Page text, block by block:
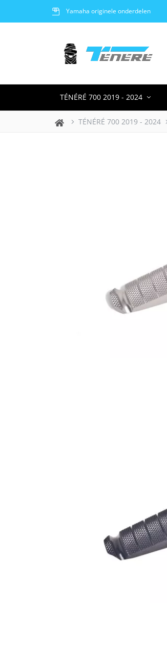
Gratis bezorging vanaf 100,-
TÉNÉRÉ 700 2019 - 2024
TÉNÉRÉ 700 2019 - 2024